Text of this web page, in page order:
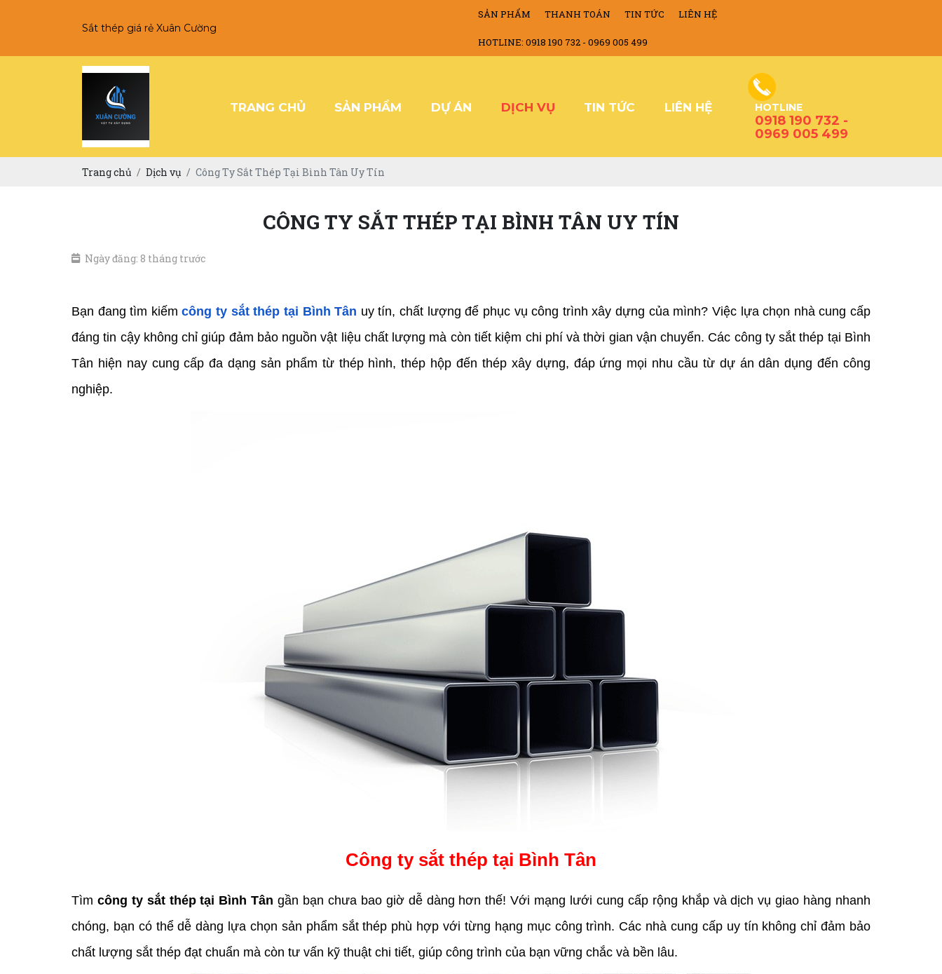
Sắt thép giá rẻ Xuân Cường
SẢN PHẨM THANH TOÁN TIN TỨC LIÊN HỆ
HOTLINE: 0918 190 732 - 0969 005 499
TRANG CHỦ SẢN PHẨM DỰ ÁN DỊCH VỤ TIN TỨC LIÊN HỆ HOTLINE
0918 190 732 -
0969 005 499
Trang chủ Dịch vụ Công Ty Sắt Thép Tại Bình Tân Uy Tín
CÔNG TY SẮT THÉP TẠI BÌNH TÂN UY TÍN
Ngày đăng: 8 tháng trước
Bạn đang tìm kiếm công ty sắt thép tại Bình Tân uy tín, chất lượng để phục vụ công trình xây dựng của mình? Việc lựa chọn nhà cung cấp
đáng tin cậy không chỉ giúp đảm bảo nguồn vật liệu chất lượng mà còn tiết kiệm chi phí và thời gian vận chuyển. Các công ty sắt thép tại Bình
Tân hiện nay cung cấp đa dạng sản phẩm từ thép hình, thép hộp đến thép xây dựng, đáp ứng mọi nhu cầu từ dự án dân dụng đến công
nghiệp.
Công ty sắt thép tại Bình Tân
Tìm công ty sắt thép tại Bình Tân gần bạn chưa bao giờ dễ dàng hơn thế! Với mạng lưới cung cấp rộng khắp và dịch vụ giao hàng nhanh
chóng, bạn có thể dễ dàng lựa chọn sản phẩm sắt thép phù hợp với từng hạng mục công trình. Các nhà cung cấp uy tín không chỉ đảm bảo
chất lượng sắt thép đạt chuẩn mà còn tư vấn kỹ thuật chi tiết, giúp công trình của bạn vững chắc và bền lâu.